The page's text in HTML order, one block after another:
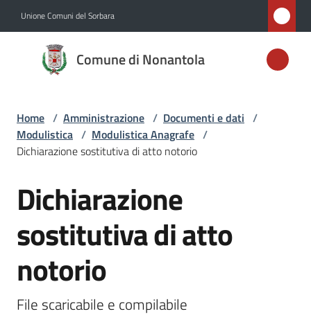
Unione Comuni del Sorbara
Comune di Nonantola
Comune di
Nonantola
Amministrazione
Menu selezionato
Servizi
Vivere
Nonantola
Home / Amministrazione / Documenti e dati /
Modulistica / Modulistica Anagrafe /
Dichiarazione sostitutiva di atto notorio
Salta al contenuto
Dichiarazione
sostitutiva di atto
notorio
File scaricabile e compilabile